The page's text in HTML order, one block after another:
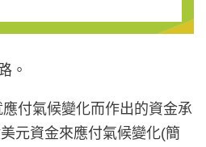
。
付氣候變化而作出的資金承
元資金來應付氣候變化(簡